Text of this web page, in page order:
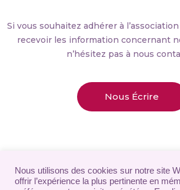
Si vous souhaitez adhérer à
recevoir les information concernant
n’hésitez pas à nous
Nous Écrire
Nous utilisons des cookies sur notre site
offrir l’expérience la plus pertinente en